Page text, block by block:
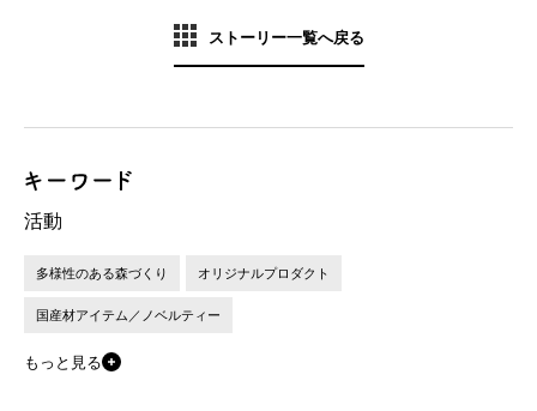
ストーリー一覧へ戻る
活動
多様性のある森づくり オリジナルプロダクト
国産材アイテム／ノベルティー
もっと見る